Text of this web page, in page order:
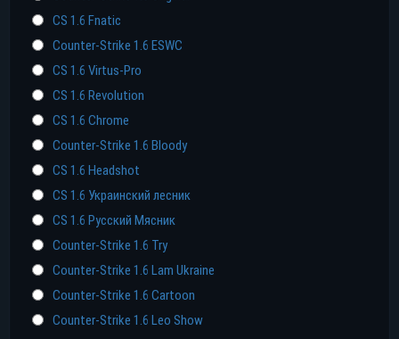
CS 1.6 Fnatic
Counter-Strike 1.6 ESWC
CS 1.6 Virtus-Pro
CS 1.6 Revolution
CS 1.6 Chrome
Counter-Strike 1.6 Bloody
CS 1.6 Headshot
CS 1.6 Украинский лесник
CS 1.6 Русский Мясник
Counter-Strike 1.6 Try
Counter-Strike 1.6 Lam Ukraine
Counter-Strike 1.6 Cartoon
Counter-Strike 1.6 Leo Show